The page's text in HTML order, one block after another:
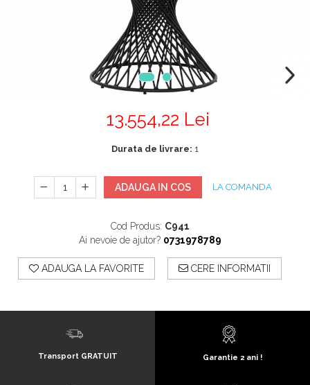
Sezlonguri si Baldachine
Scaune Inalte De Bar13.554,22 Lei
Durata de livrare: 1
ADAUGA IN COS LA COMANDA
Cod Produs: C941
Ai nevoie de ajutor? 0731978789
ADAUGA LA FAVORITE CERE INFORMATII
Transport GRATUIT Garantie 2 ani !